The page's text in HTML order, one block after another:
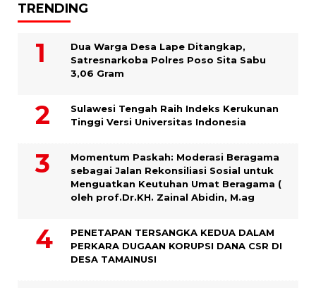
TRENDING
Dua Warga Desa Lape Ditangkap,
Satresnarkoba Polres Poso Sita Sabu
3,06 Gram
Sulawesi Tengah Raih Indeks Kerukunan
Tinggi Versi Universitas Indonesia
Momentum Paskah: Moderasi Beragama
sebagai Jalan Rekonsiliasi Sosial untuk
Menguatkan Keutuhan Umat Beragama (
oleh prof.Dr.KH. Zainal Abidin, M.ag
PENETAPAN TERSANGKA KEDUA DALAM
PERKARA DUGAAN KORUPSI DANA CSR DI
DESA TAMAINUSI